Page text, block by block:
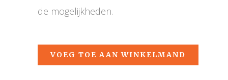
de mogelijkheden.
VOEG TOE AAN WINKELMAND